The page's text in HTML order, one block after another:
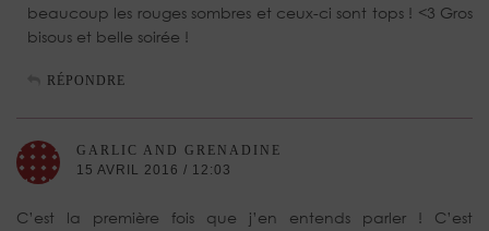
beaucoup les rouges sombres et ceux-ci sont tops ! <3 Gros
bisous et belle soirée !
RÉPONDRE
GARLIC AND GRENADINE
15 AVRIL 2016 / 12:03
C’est la première fois que j’en entends parler ! C’est